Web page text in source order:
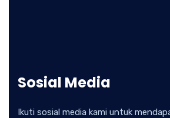
Sosial Media
Ikuti sosial media kami untuk